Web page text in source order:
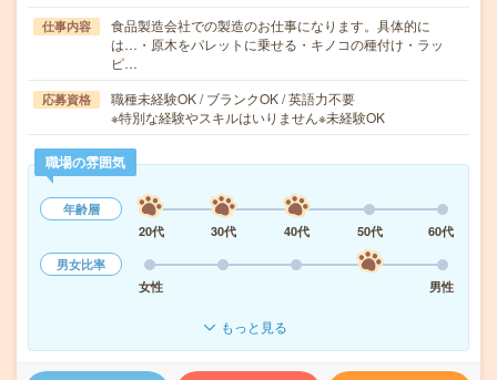
仕事内容
食品製造会社での製造のお仕事になります。具体的に
は…・原木をパレットに乗せる・キノコの種付け・ラッ
ピ…
応募資格
職種未経験OK / ブランクOK / 英語力不要
※特別な経験やスキルはいりません※未経験OK
職場の雰囲気
年齢層
20代
30代 40代 50代
60代
男女比率
女性
男性
もっと見る